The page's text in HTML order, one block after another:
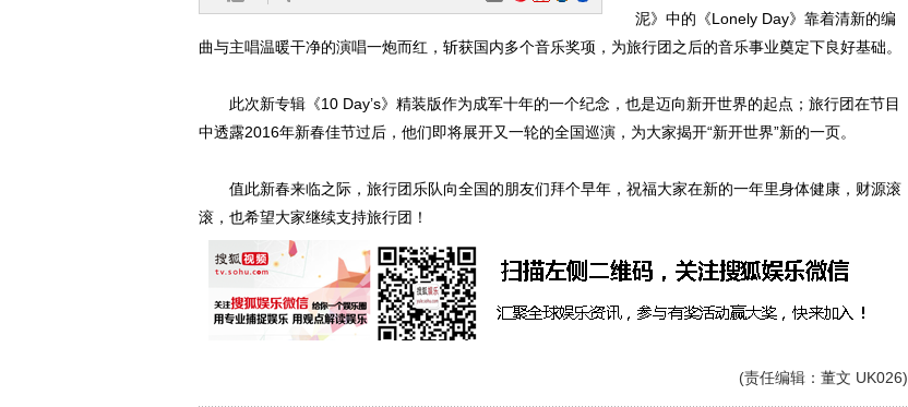
泥》中的《Lonely Day》靠着清新的编
曲与主唱温暖干净的演唱一炮而红，斩获国内多个音乐奖项，为旅行团之后的音乐事业奠定下良好基础。
此次新专辑《10 Day’s》精装版作为成军十年的一个纪念，也是迈向新开世界的起点；旅行团在节目
中透露2016年新春佳节过后，他们即将展开又一轮的全国巡演，为大家揭开“新开世界”新的一页。
值此新春来临之际，旅行团乐队向全国的朋友们拜个早年，祝福大家在新的一年里身体健康，财源滚
滚，也希望大家继续支持旅行团！
(责任编辑：董文 UK026)